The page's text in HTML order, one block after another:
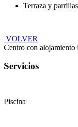
Terraza y
VOLVER
Centro con alojamiento
Servicios
Piscina